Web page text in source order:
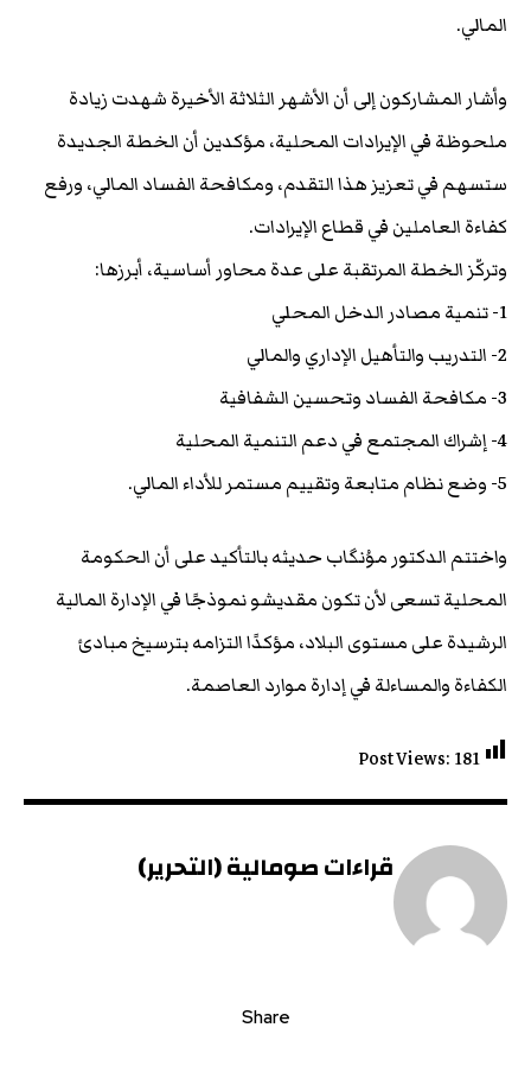
المالي.
وأشار المشاركون إلى أن الأشهر الثلاثة الأخيرة شهدت زيادة
ملحوظة في الإيرادات المحلية، مؤكدين أن الخطة الجديدة
ستسهم في تعزيز هذا التقدم، ومكافحة الفساد المالي، ورفع
كفاءة العاملين في قطاع الإيرادات.
وتركّز الخطة المرتقبة على عدة محاور أساسية، أبرزها:
1- تنمية مصادر الدخل المحلي
2- التدريب والتأهيل الإداري والمالي
3- مكافحة الفساد وتحسين الشفافية
4- إشراك المجتمع في دعم التنمية المحلية
5- وضع نظام متابعة وتقييم مستمر للأداء المالي.
واختتم الدكتور موُنگاب حديثه بالتأكيد على أن الحكومة
المحلية تسعى لأن تكون مقديشو نموذجًا في الإدارة المالية
الرشيدة على مستوى البلاد، مؤكدًا التزامه بترسيخ مبادئ
الكفاءة والمساءلة في إدارة موارد العاصمة.
Post Views: 181
قراءات صومالية (التحرير)
Share